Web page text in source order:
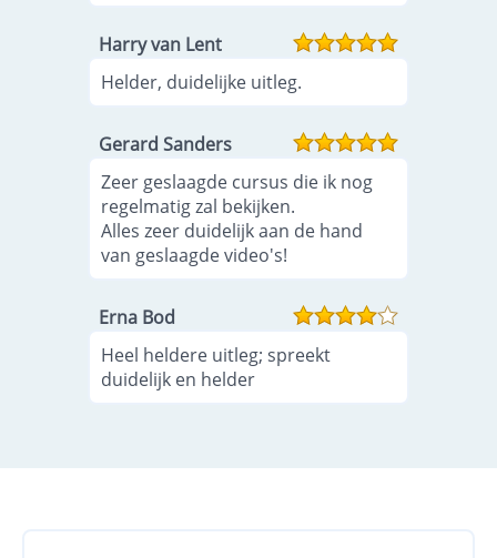
Harry van Lent
Helder, duidelijke uitleg.
Gerard Sanders
Zeer geslaagde cursus die ik nog
regelmatig zal bekijken.
Alles zeer duidelijk aan de hand
van geslaagde video's!
Erna Bod
Heel heldere uitleg; spreekt
duidelijk en helder